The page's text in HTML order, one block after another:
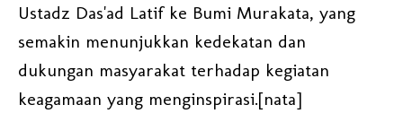
Ustadz Das'ad Latif ke Bumi Murakata, yang
semakin menunjukkan kedekatan dan
dukungan masyarakat terhadap kegiatan
keagamaan yang menginspirasi.[nata]